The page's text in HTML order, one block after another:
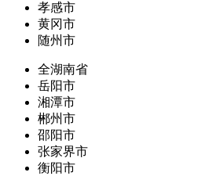
孝感市
黄冈市
随州市
全湖南省
岳阳市
湘潭市
郴州市
邵阳市
张家界市
衡阳市